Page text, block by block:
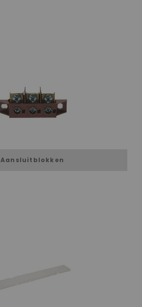
Aansluitblokken